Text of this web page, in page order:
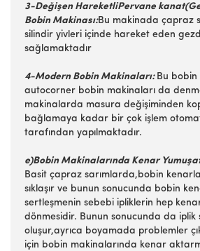
3-Değişen HareketliPervane
Bobin Makinası:Bu makinada çapraz
silindir yivleri içinde hareket eden
sağlamaktadır
4-Modern Bobin Makinaları: Bu bobin
autocorner bobin makinaları da
makinalarda masura değişiminden
bağlamaya kadar bir çok işlem
tarafından yapılmaktadır.
e)Bobin Makinalarında Kenar
Basit çapraz sarımlarda,bobin
sıklaşır ve bunun sonucunda bobin
sertleşmenin sebebi ipliklerin hep
dönmesidir. Bunun sonucunda da iplik
oluşur,ayrıca boyamada problemler
için bobin makinalarında kenar